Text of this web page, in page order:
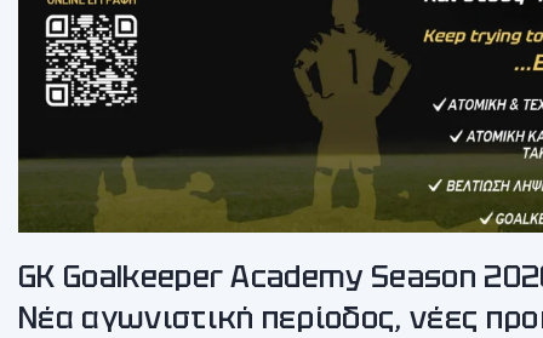
GK Goalkeeper Academy Season
Νέα αγωνιστική περίοδος, νέες